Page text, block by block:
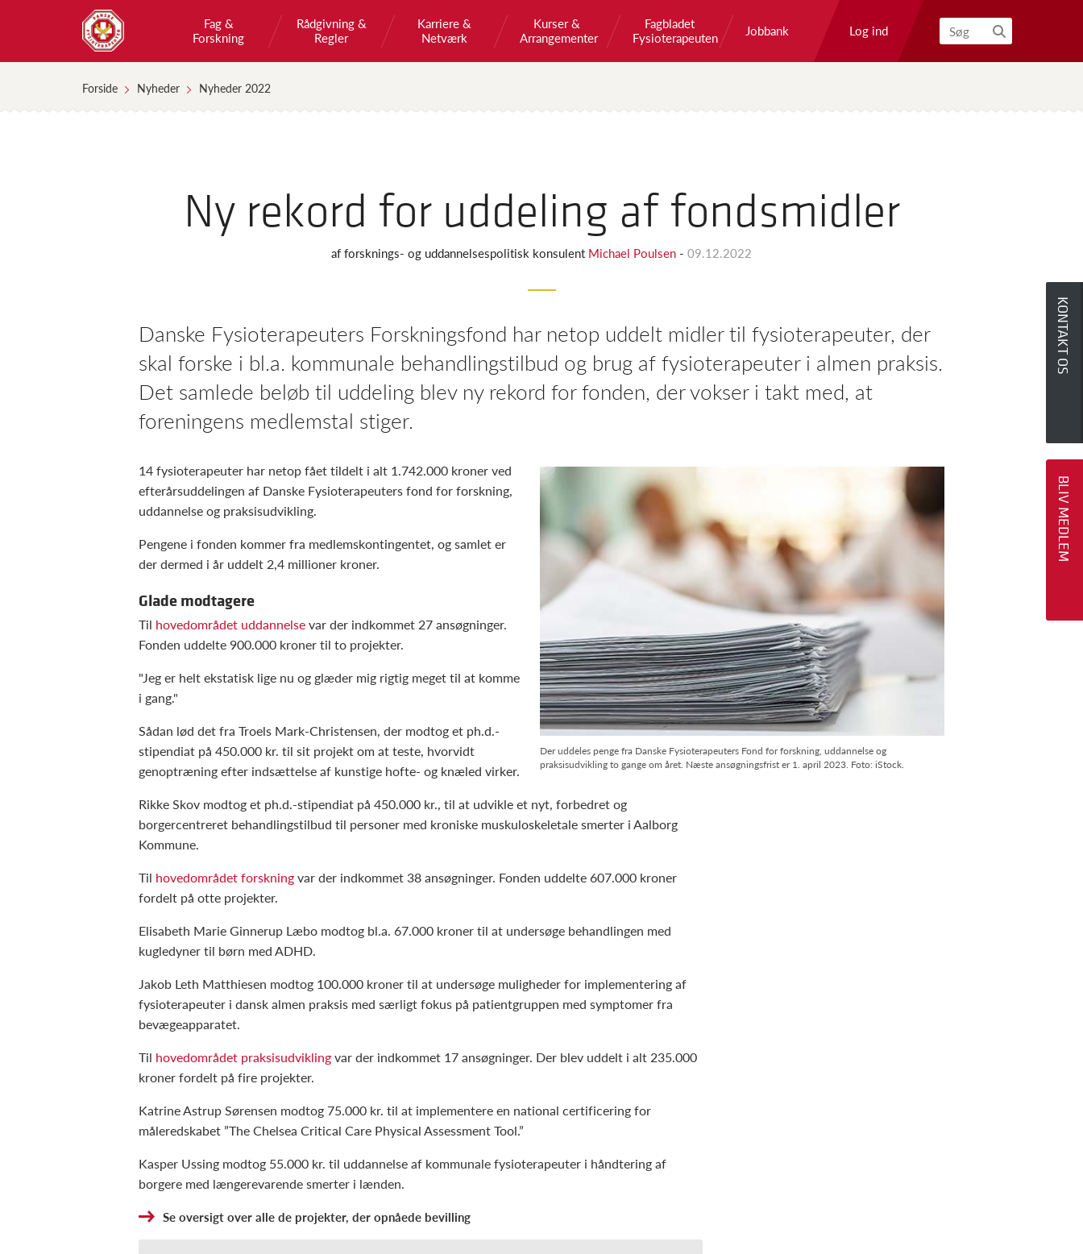
Log ind
Fag &
Forskning
Rådgivning &
Regler
Karriere &
Netværk
Kurser &
Arrangementer
Fagbladet
Fysioterapeuten
Jobbank
Forside Nyheder Nyheder 2022
Ny rekord for uddeling af fondsmidler
afforsknings- og uddannelsespolitisk konsulent Michael Poulsen - 09.12.2022
Danske Fysioterapeuters Forskningsfond har netop uddelt midler til fysioterapeuter, der
skal forske i bl.a. kommunale behandlingstilbud og brug af fysioterapeuter i almen praksis.
Det samlede beløb til uddeling blev ny rekord for fonden, der vokser i takt med, at
foreningens medlemstal stiger.
Der uddeles penge fra Danske Fysioterapeuters Fond for forskning, uddannelse og
praksisudvikling to gange om året. Næste ansøgningsfrist er 1. april 2023. Foto: iStock.
14 fysioterapeuter har netop fået tildelt i alt 1.742.000 kroner ved
efterårsuddelingen af Danske Fysioterapeuters fond for forskning,
uddannelse og praksisudvikling.
Pengene i fonden kommer fra medlemskontingentet, og samlet er
der dermed i år uddelt 2,4 millioner kroner.
Glade modtagere
Til hovedområdet uddannelsevar der indkommet 27 ansøgninger.
Fonden uddelte 900.000 kroner til to projekter.
"Jeg er helt ekstatisk lige nu og glæder mig rigtig meget til at komme
i gang."
Sådan lød det fra Troels Mark-Christensen, der modtog et ph.d.-
stipendiat på 450.000 kr. til sit projekt om at teste, hvorvidt
genoptræning efter indsættelse af kunstige hofte- og knæled virker.
Rikke Skov modtog et ph.d.-stipendiat på 450.000 kr., til at udvikle et nyt, forbedret og
borgercentreret behandlingstilbud til personer med kroniske muskuloskeletale smerter i Aalborg
Kommune.
Til hovedområdet forskningvar der indkommet 38 ansøgninger. Fonden uddelte 607.000 kroner
fordelt på otte projekter.
Elisabeth Marie Ginnerup Læbo modtog bl.a. 67.000 kroner til at undersøge behandlingen med
kugledyner til børn med ADHD.
Jakob Leth Matthiesen modtog 100.000 kroner til at undersøge muligheder for implementering af
fysioterapeuter i dansk almen praksis med særligt fokus på patientgruppen med symptomer fra
bevægeapparatet.
Til hovedområdet praksisudviklingvar der indkommet 17 ansøgninger. Der blev uddelt i alt 235.000
kroner fordelt på fire projekter.
Katrine Astrup Sørensen modtog 75.000 kr. til at implementere en national certificering for
måleredskabet ”The Chelsea Critical Care Physical Assessment Tool.”
Kasper Ussing modtog 55.000 kr. til uddannelse af kommunale fysioterapeuter i håndtering af
borgere med længerevarende smerter i lænden.
Se oversigt over alle de projekter, der opnåede bevilling
KONTAKT OS
BLIV MEDLEM